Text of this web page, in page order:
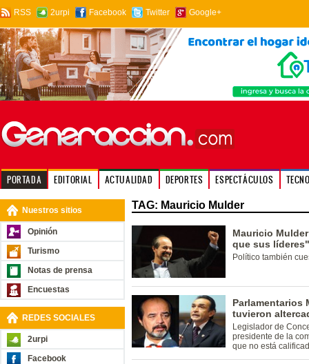
RSS 2urpi Facebook Twitter Google+
PORTADA EDITORIAL ACTUALIDAD DEPORTES ESPECTÁCULOS
Nuestros sitios
Opinión
Turismo
Notas de prensa
Encuestas
REDES SOCIALES
2urpi
Facebook
TAG: Mauricio Mulder
Mauricio
que sus líderes"
Político también
Parlamentarios
tuvieron
Legislador de
presidente de la
que no está